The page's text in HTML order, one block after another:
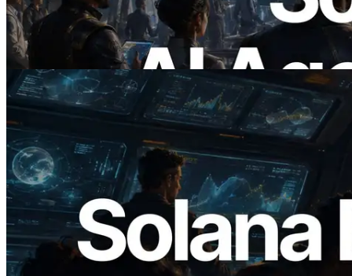
pagam sob demanda pelas APIs de que
precisam
Ler este artigo
2026.05.24